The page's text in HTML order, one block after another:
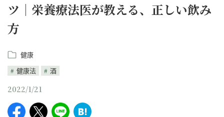
ツ｜栄養療法医が教える、正しい飲み
方
健康
健康法
酒
2022/1/21